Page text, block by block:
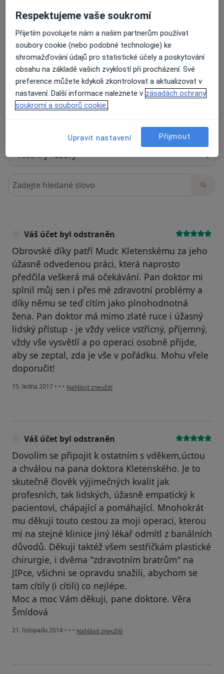
17 názorů
Recenze pacientů jsou pro nás důležité.
Specialisté nemají možnost zaplatit za
odstranění nebo změnu recenze pacienta.
Další informace.Další informace o názorech
Hledejte v názorech
Váš účet byl odstraněn
Obrovské díky patří Mudr. Kletenskému za jeho
úžasně odvedenou práci, která naprosto
předčila veškerá má očekávání. Pan doktor mi
splnil můj sen i přes mé zdravotní problémy a
díky němu se teď cítím jako plnohodnotná
žena. Pan doktor má mimo zlaté ruce i úžasný
lidský přístup - je vždy velice vstřícný, příjemný,
vždy vše vysvětlí a po operaci osobně přijde,
aby se zeptal, zda je vše v pořádku. Mohu vřele
doporučit!
15. ledna 2017 • • • podle názoru uživatele Váš účet byl odstraněn
Nahlásit zneužití
Váš účet byl odstraněn
Dovolím se připojit k ostatním s vděkem,úctou
a chválou na pana doktora Kletenského. Je to
skutečně člověk výjimečných kvalit jak
profesních, tak lidských, úžasně empatický k
pacientovi, chápající a pomáhající. Mnohokrát
mu děkuji touto cestou za moji operaci, kterou
mi na stejné klinice jiný lékař odmítl z banálních
důvodů. Děkuji taktéž všem sestřičkám plastické
chirurgie, i dvěma "zdravotním bratrům" na
JIPce, všichni se opravdu snažili, abychom se
tam cítily (i cítili) co nejlépe.
Moc a moc Vám děkuji, pane doktore. Věra
Šmídová
21. listopadu 2014 • • • podle názoru uživatele Váš účet byl odstraněn
Nahlásit zneužití
Respektujeme vaše soukromí
Přijetím povolujete nám a našim partnerům používat
soubory cookie (nebo podobné technologie) ke
shromažďování údajů pro statistické účely a poskytování
obsahu na základě vašich zvyklostí při procházení. Své
preference můžete kdykoli zkontrolovat a aktualizovat v
nastavení. Další informace naleznete v zásadách ochrany
soukromí a souborů cookie.
Upravit nastavení Přijmout